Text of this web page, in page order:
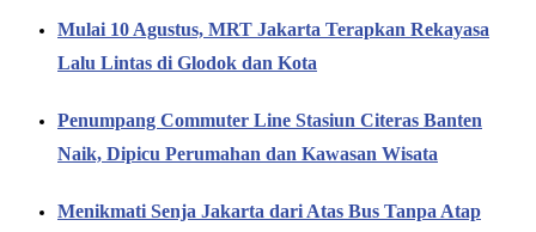
Mulai 10 Agustus, MRT Jakarta Terapkan Rekayasa
Lalu Lintas di Glodok dan Kota
Penumpang Commuter Line Stasiun Citeras Banten
Naik, Dipicu Perumahan dan Kawasan Wisata
Menikmati Senja Jakarta dari Atas Bus Tanpa Atap